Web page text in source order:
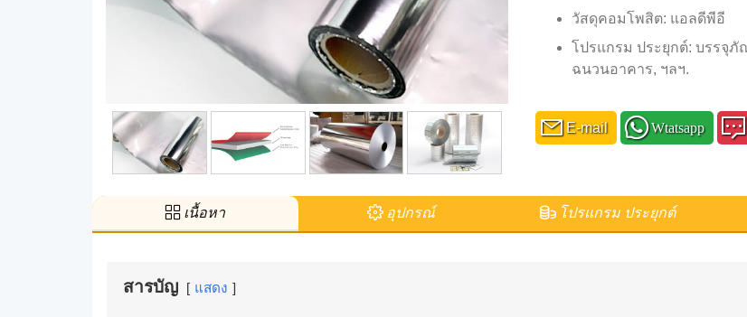
วัสดุคอมโพสิต: แอลดีพีอี
โปรแกรม ประยุกต์: บรรจุ
ฉนวนอาคาร, ฯลฯ.
E-mail Wtatsapp
เนื้อหา อุปกรณ์ โปรแกรม ประยุกต์
สารบัญ แสดง